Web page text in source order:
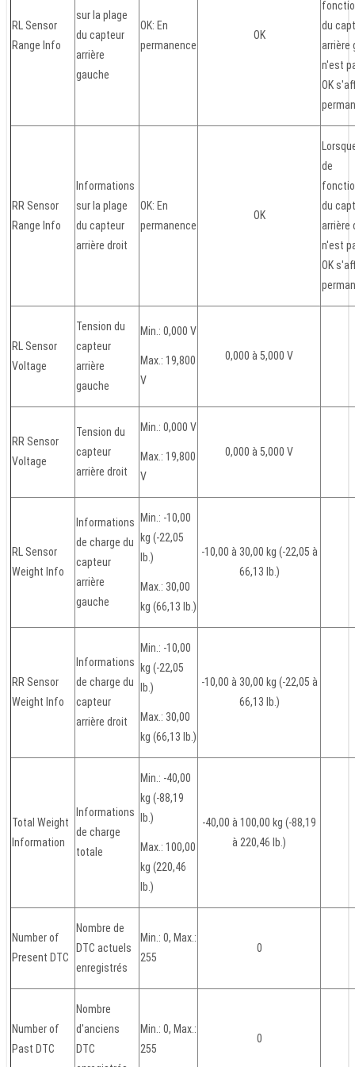
RL Sensor
Range Info
sur la plage
du capteur
arrière
gauche
OK: En
permanence
OK
du
arrière
n'est
OK
RR Sensor
Range Info
Informations
sur la plage
du capteur
arrière droit
OK: En
permanence
OK
de
du
arrière
n'est
OK
RL Sensor
Voltage
Tension du
capteur
arrière
gauche
Min.: 0,000 V
Max.: 19,800
V
0,000 à 5,000 V
RR Sensor
Voltage
Tension du
capteur
arrière droit
Min.: 0,000 V
Max.: 19,800
V
0,000 à 5,000 V
RL Sensor
Weight Info
Informations
de charge du
capteur
arrière
gauche
Min.: -10,00
kg (-22,05
lb.)
Max.: 30,00
kg (66,13 lb.)
-10,00 à 30,00 kg (-22,05 à
66,13 lb.)
RR Sensor
Weight Info
Informations
de charge du
capteur
arrière droit
Min.: -10,00
kg (-22,05
lb.)
Max.: 30,00
kg (66,13 lb.)
-10,00 à 30,00 kg (-22,05 à
66,13 lb.)
Total Weight
Information
Informations
de charge
totale
Min.: -40,00
kg (-88,19
lb.)
Max.: 100,00
kg (220,46
lb.)
-40,00 à 100,00 kg (-88,19
à 220,46 lb.)
Number of
Present DTC
Nombre de
DTC actuels
enregistrés
Min.: 0, Max.:
255
0
Number of
Past DTC
Nombre
d'anciens
DTC
Min.: 0, Max.:
255
0